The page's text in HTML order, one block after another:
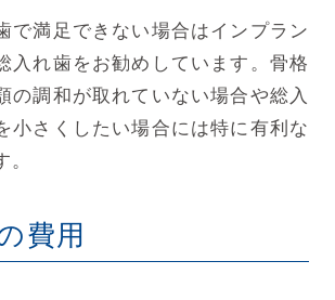
で満足できない場合はインプラン
入れ歯をお勧めしています。骨格
の調和が取れていない場合や総入
小さくしたい場合には特に有利な
費用